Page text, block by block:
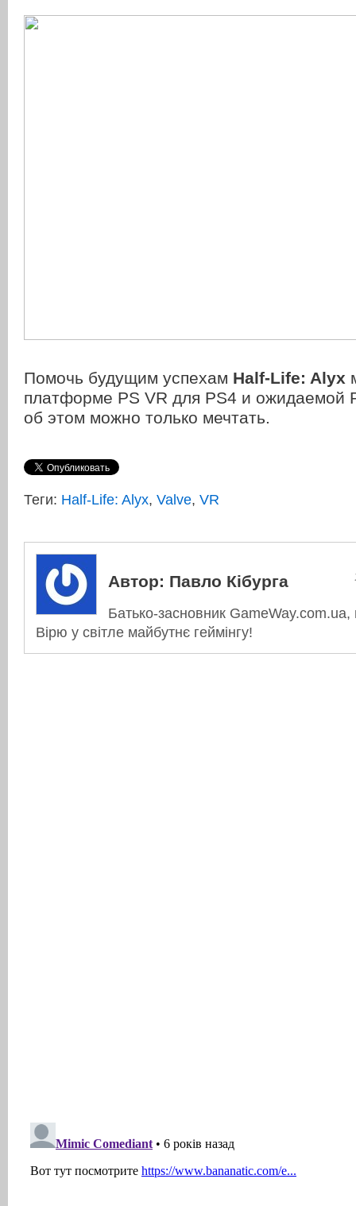
Помочь будущим успехам Half-Life: Alyx
платформе PS VR для PS4 и ожидаемой
об этом можно только мечтать.
Теги: Half-Life: Alyx, Valve, VR
Автор: Павло Кібурга
Батько-засновник
Вірю у світле майбутнє геймінгу!